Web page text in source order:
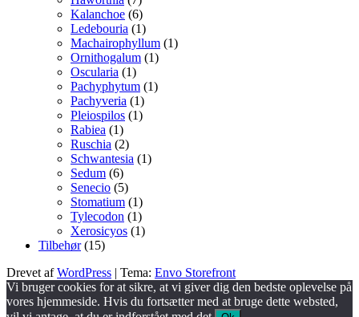
varer
Kalanchoe 66
varer
Ledebouria 11
vare
Machairophyllum 11
Ornithogalum 11
Oscularia 11
vare
Pachyphytum 11
Pachyveria 11
vare
Pleiospilos 11
Rabiea 11
vare
Ruschia 22
varer
Schwantesia 11
Sedum 66
varer
Senecio 55
varer
Stomatium 11
vare
Tylecodon 11
vare
Xerosicyos 11
Tilbehør 1515
Drevet afWordPress | Tema: Envo Storefront
Vi bruger cookies for at sikre, at vi giver dig den bedste oplevelse på
vores hjemmeside. Hvis du fortsætter med at bruge dette websted,